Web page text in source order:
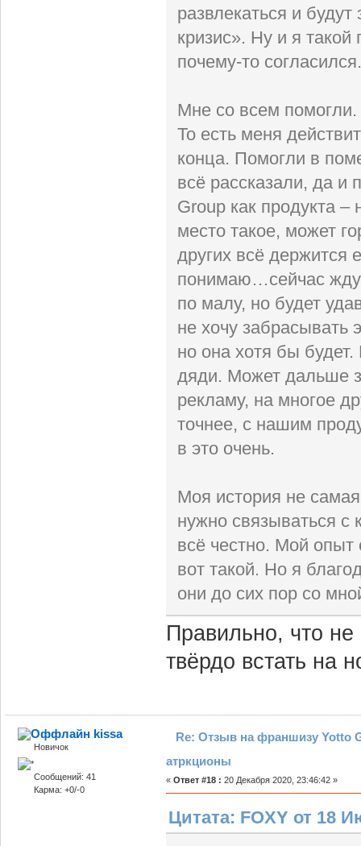
развлекаться и
кризис». Ну и я
почему-то
Мне со всем
То есть меня
конца. Помогли в
всё рассказали, да и
Group как продукта
место такое, может
других всё держится
понимаю…сейчас
по малу, но будет
не хочу забрасывать
но она хотя бы
дяди. Может дальше
рекламу, на многое
точнее, с нашим
в это очень.
Моя история не
нужно связываться с
всё честно. Мой опыт
вот такой. Но я
они до сих пор со
Правильно, что
твёрдо встать на
kissa
Новичок
Сообщений: 41
Карма: +0/-0
Re: Отзыв на франшизу Yotto
атркционы
« Ответ #18 : 20 Декабря 2020, 23:46:42 »
Цитата: FOXY от 18